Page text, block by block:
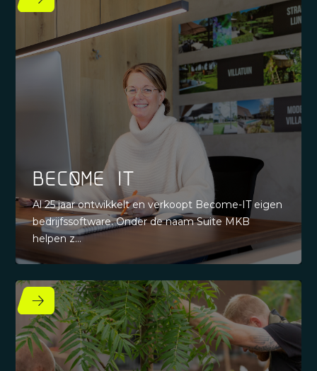
Become-IT
Al 25 jaar ontwikkelt en verkoopt Become-IT eigen
bedrijfssoftware. Onder de naam Suite MKB
helpen z...